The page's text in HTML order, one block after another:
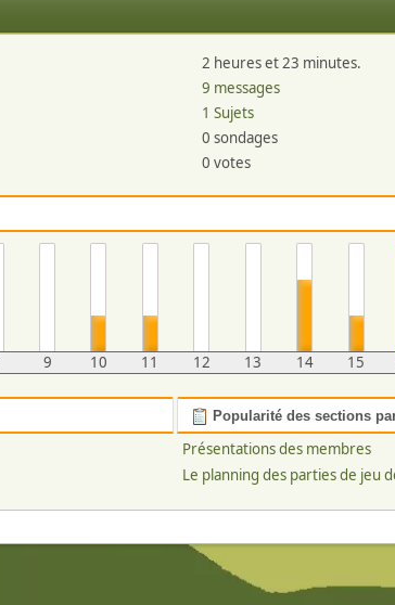
2 heures et 23 minutes.
9 messages
1 Sujets
0 sondages
0 votes
9 10 11 12 13 14 15
Popularité des sections
Présentations des membres
Le planning des parties de jeu